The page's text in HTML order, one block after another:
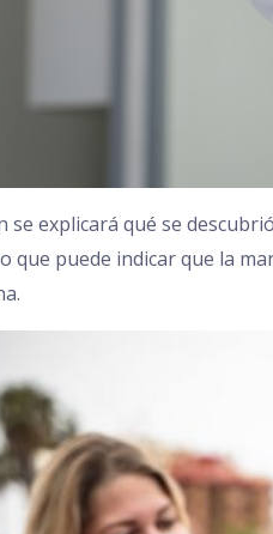
se explicará qué se
que puede indicar que la